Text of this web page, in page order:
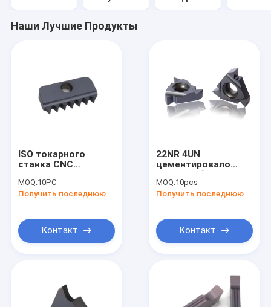
Наши Лучшие Продукты
ISO токарного
станка CNC
филируя вставку
карбида с
MOQ:10PC
Получить последнюю цену
Контакт
22NR 4UN
цементировало
токарного станка
вводит Indexable
MOQ:10pcs
Получить последнюю цену
Контакт